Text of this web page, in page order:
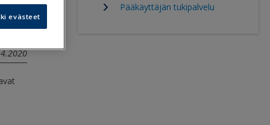
Pääkäyttäjän tukipalvelu
evästeet